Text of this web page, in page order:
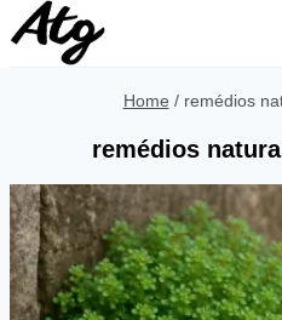
Skip
to
Home / remédios
remédios